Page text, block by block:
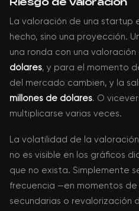
La valoración de una startup
hecho, sino una proyección.
una ronda con una valoración
dólares, y para el momento
del mercado cambien, y la
millones de dólares. O
multiplicarse varias veces.
La volatilidad de la
no es visible en los gráficos
que no exista. Simplemente
frecuencia —en momentos
secundarias o revalorización